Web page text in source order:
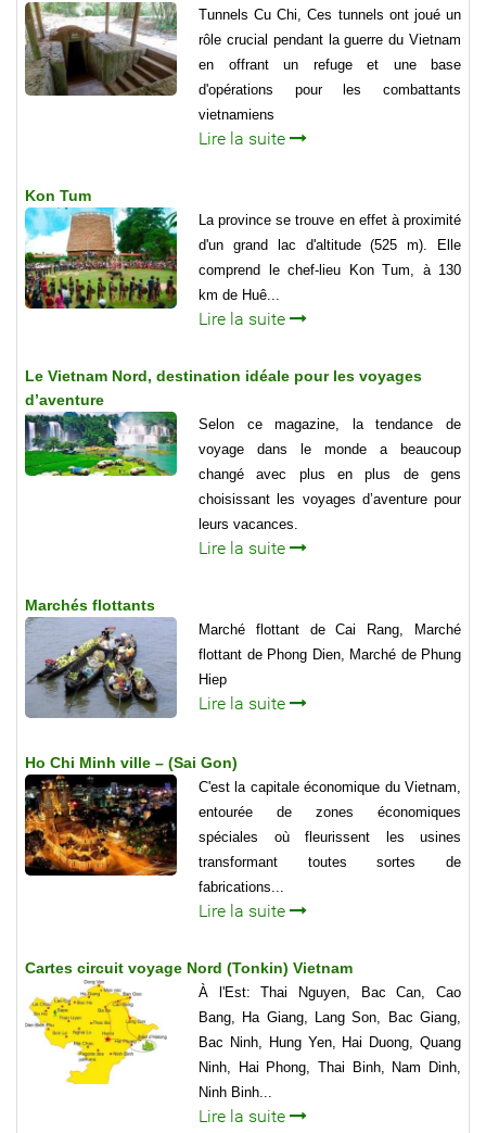
Tunnels Cu Chi, Ces tunnels ont joué un
rôle crucial pendant la guerre du Vietnam
en offrant un refuge et une base
d'opérations pour les combattants
vietnamiens
Lire la suite
Kon Tum
La province se trouve en effet à proximité
d'un grand lac d'altitude (525 m). Elle
comprend le chef-lieu Kon Tum, à 130
km de Huê...
Lire la suite
Le Vietnam Nord, destination idéale pour les voyages
d’aventure
Selon ce magazine, la tendance de
voyage dans le monde a beaucoup
changé avec plus en plus de gens
choisissant les voyages d’aventure pour
leurs vacances.
Lire la suite
Marchés flottants
Marché flottant de Cai Rang, Marché
flottant de Phong Dien, Marché de Phung
Hiep
Lire la suite
Ho Chi Minh ville – (Sai Gon)
C'est la capitale économique du Vietnam,
entourée de zones économiques
spéciales où fleurissent les usines
transformant toutes sortes de
fabrications...
Lire la suite
Cartes circuit voyage Nord (Tonkin) Vietnam
À l'Est: Thai Nguyen, Bac Can, Cao
Bang, Ha Giang, Lang Son, Bac Giang,
Bac Ninh, Hung Yen, Hai Duong, Quang
Ninh, Hai Phong, Thai Binh, Nam Dinh,
Ninh Binh...
Lire la suite